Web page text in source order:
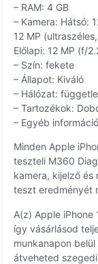
– RAM: 4 GB
– Kamera: Hátsó:
12 MP
Előlapi: 12 MP (f/
– Szín: fekete
– Állapot: Kiváló
– Hálózat:
– Tartozékok:
– Egyéb
Minden Apple
teszteli M360
kamera, kijelző
teszt eredményét
A(z) Apple iPhone
így vásárlásod
munkanapon
átveheted